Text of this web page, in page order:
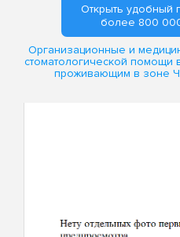
Открыть удобный
более 800
Организационные и
стоматологической помощи
проживающим в зоне